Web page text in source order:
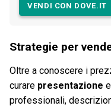
VENDI CON DOVE.IT
Strategie per
Oltre a conoscere i
curare presentazione e
professionali,